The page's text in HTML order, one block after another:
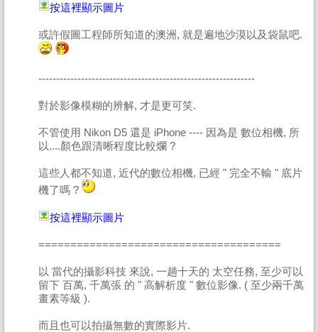
按這裡顯示圖片
或許假圖工程師所知道的澳洲, 就是遍地沙漠以及袋鼠吧.
-------------------------------------------------------------
對於影像模糊的辨解, 才是更可笑.
不管使用 Nikon D5 還是 iPhone ---- 因為是 數位相機, 所
以....顏色跟清晰程度比較爛 ?
這些人都不知道, 近代的數位相機, 已經 " 完全不輸 " 底片
機了嗎 ?
按這裡顯示圖片
======================================
以 當代的攝影科技 來說, 一趟十天的 太空任務, 至少可以
留下 百萬, 千萬張 的 " 高解析度 " 數位影像. ( 至少兩千萬
畫素等級 ).
而且也可以拍攝無數的實際影片.